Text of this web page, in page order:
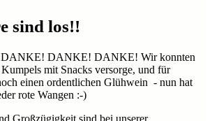
sind los!!
DANKE! DANKE! DANKE! Wir konnten
mit Snacks versorge, und für
einen ordentlichen Glühwein - nun hat
rote Wangen :-)